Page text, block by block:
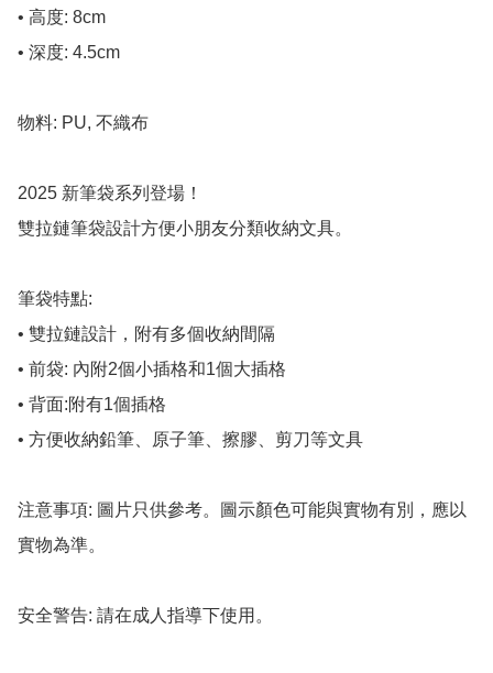
• 高度: 8cm
• 深度: 4.5cm
物料: PU, 不織布
2025 新筆袋系列登場！
雙拉鏈筆袋設計方便小朋友分類收納文具。
筆袋特點:
• 雙拉鏈設計，附有多個收納間隔
• 前袋: 內附2個小插格和1個大插格
• 背面:附有1個插格
• 方便收納鉛筆、原子筆、擦膠、剪刀等文具
注意事項: 圖片只供參考。圖示顏色可能與實物有別，應以
實物為準。
安全警告: 請在成人指導下使用。